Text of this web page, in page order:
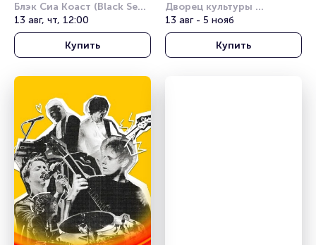
Блэк Сиа Коаст (Black Sea
coast (Poti))
13 авг, чт, 12:00
Купить
Эйнауди. Концерт при
свечах
Дворец культуры
железнодорожников
(Новосибирск)
13 авг - 5 нояб
Купить